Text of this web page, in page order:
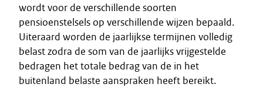
wordt voor de verschillende soorten
pensioenstelsels op verschillende wijzen bepaald.
Uiteraard worden de jaarlijkse termijnen volledig
belast zodra de som van de jaarlijks vrijgestelde
bedragen het totale bedrag van de in het
buitenland belaste aanspraken heeft bereikt.